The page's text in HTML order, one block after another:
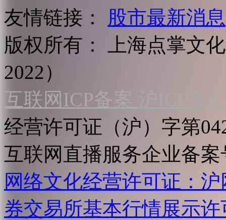
友情链接：
股市最新消息
版权所有：
上海点掌文
2022）
互联网ICP备案 沪ICP备
经营许可证（沪）字第
互联网直播服务企业备案
网络文化经营许可证：
券交易所基本行情展示许